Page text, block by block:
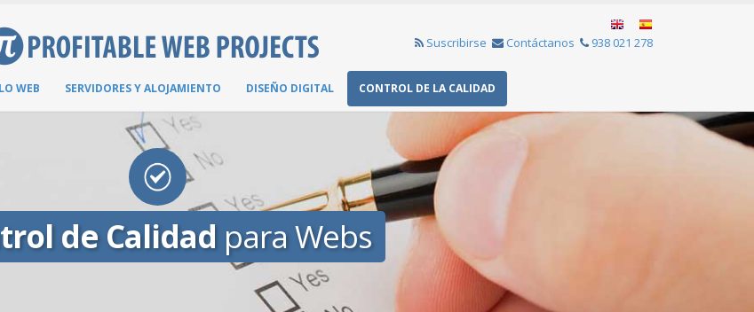
Suscribirse Contáctanos 938 021 278
WEB SERVIDORES Y ALOJAMIENTO DISEÑO DIGITAL CONTROL DE LA CALIDAD
de Calidad para Webs